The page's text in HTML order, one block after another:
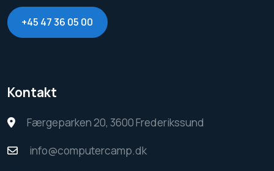
+45 47 36 05 00
Kontakt
Færgeparken 20, 3600 Frederikssund
info@computercamp.dk